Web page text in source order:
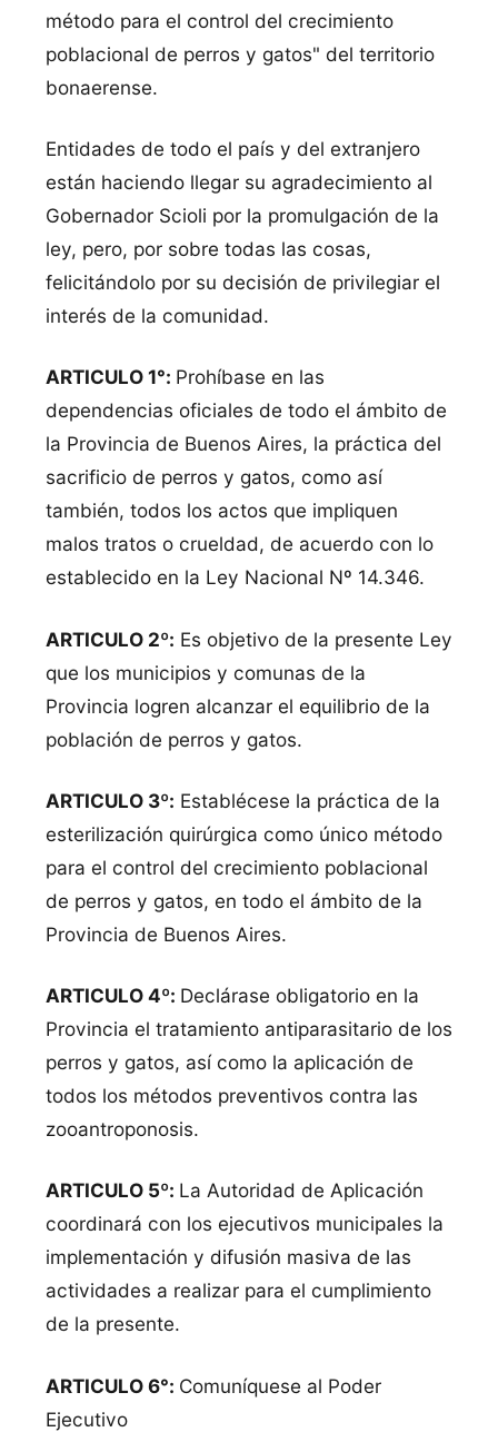
método para el control del crecimiento
poblacional de perros y gatos" del territorio
bonaerense.
Entidades de todo el país y del extranjero
están haciendo llegar su agradecimiento al
Gobernador Scioli por la promulgación de la
ley, pero, por sobre todas las cosas,
felicitándolo por su decisión de privilegiar el
interés de la comunidad.
ARTICULO 1°: Prohíbase en las
dependencias oficiales de todo el ámbito de
la Provincia de Buenos Aires, la práctica del
sacrificio de perros y gatos, como así
también, todos los actos que impliquen
malos tratos o crueldad, de acuerdo con lo
establecido en la Ley Nacional Nº 14.346.
ARTICULO 2º: Es objetivo de la presente Ley
que los municipios y comunas de la
Provincia logren alcanzar el equilibrio de la
población de perros y gatos.
ARTICULO 3º: Establécese la práctica de la
esterilización quirúrgica como único método
para el control del crecimiento poblacional
de perros y gatos, en todo el ámbito de la
Provincia de Buenos Aires.
ARTICULO 4º: Declárase obligatorio en la
Provincia el tratamiento antiparasitario de los
perros y gatos, así como la aplicación de
todos los métodos preventivos contra las
zooantroponosis.
ARTICULO 5º: La Autoridad de Aplicación
coordinará con los ejecutivos municipales la
implementación y difusión masiva de las
actividades a realizar para el cumplimiento
de la presente.
ARTICULO 6°: Comuníquese al Poder
Ejecutivo